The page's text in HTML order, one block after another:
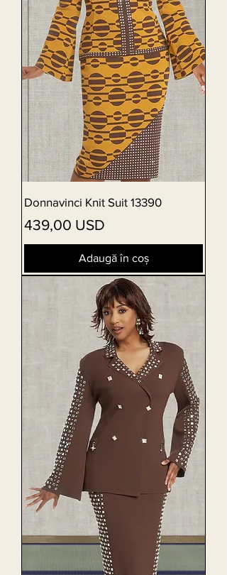
Donnavinci Knit Suit 13390
Preț
439,00 USD
Adaugă în coș